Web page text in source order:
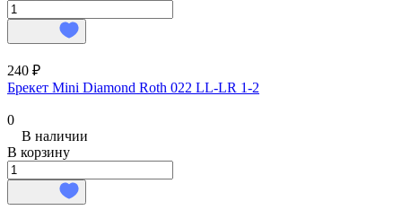
240 ₽
Брекет Mini Diamond Roth 022 LL-LR 1-2
0
В наличии
В корзину